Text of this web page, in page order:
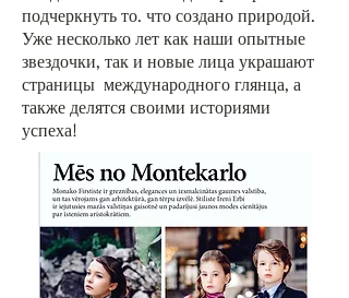
подчеркнуть то. что создано природой.
Уже несколько лет как наши опытные
звездочки, так и новые лица украшают
страницы международного глянца, а
также делятся своими историями
успеха!